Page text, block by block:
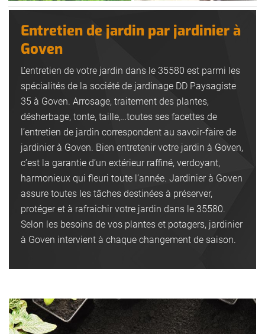
Entretien de jardin par jardinier à
Goven
L’entretien de votre jardin dans le 35580 est parmi les
spécialités de la société de jardinage DD Paysagiste
35 à Goven. Arrosage, traitement des plantes,
désherbage, tonte, taille,…toutes ses facettes de
l’entretien de jardin correspondent au savoir-faire de
jardinier à Goven. Bien entretenir votre jardin à Goven,
c’est la garantie d’un extérieur raffiné, verdoyant,
harmonieux qui fleuri toute l’année. Jardinier à Goven
assure toutes les tâches destinées à préserver,
protéger et à rafraichir votre jardin dans le 35580.
Selon les besoins de vos plantes et potagers, jardinier
à Goven intervient à chaque changement de saison.